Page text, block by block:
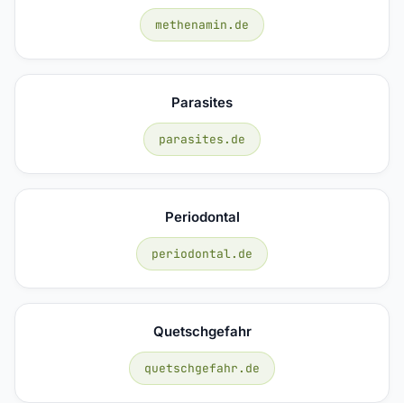
methenamin.de
Parasites
parasites.de
Periodontal
periodontal.de
Quetschgefahr
quetschgefahr.de